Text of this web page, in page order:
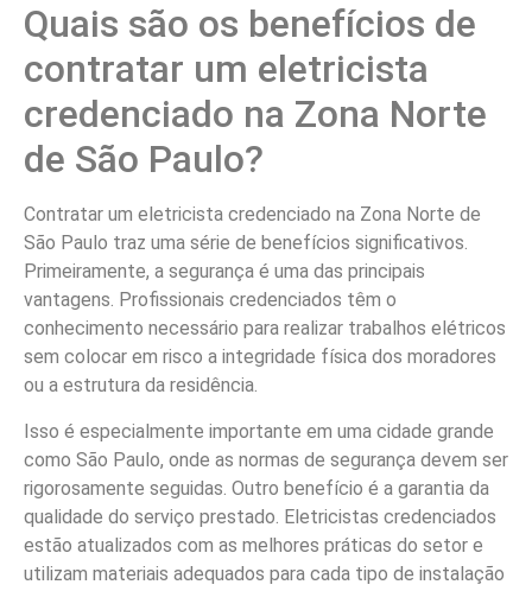
Quais são os benefícios de
contratar um eletricista
credenciado na Zona Norte
de São Paulo?
Contratar um eletricista credenciado na Zona Norte de
São Paulo traz uma série de benefícios significativos.
Primeiramente, a segurança é uma das principais
vantagens. Profissionais credenciados têm o
conhecimento necessário para realizar trabalhos elétricos
sem colocar em risco a integridade física dos moradores
ou a estrutura da residência.
Isso é especialmente importante em uma cidade grande
como São Paulo, onde as normas de segurança devem ser
rigorosamente seguidas. Outro benefício é a garantia da
qualidade do serviço prestado. Eletricistas credenciados
estão atualizados com as melhores práticas do setor e
utilizam materiais adequados para cada tipo de instalação